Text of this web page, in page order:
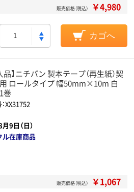
販売価格（税込） ￥4,980
カゴへ
品】ニチバン 製本テープ（再生紙）契
ロールタイプ 幅50mm×10m 白
巻
XX31752
月9日（日）
ル在庫商品
販売価格（税込） ￥1,067